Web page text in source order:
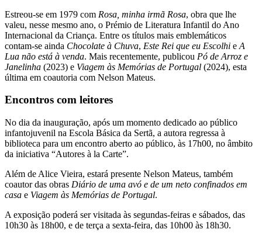
Estreou-se em 1979 com Rosa, minha irmã Rosa, obra que lhe
valeu, nesse mesmo ano, o Prémio de Literatura Infantil do Ano
Internacional da Criança. Entre os títulos mais emblemáticos
contam-se ainda Chocolate à Chuva, Este Rei que eu Escolhi e A
Lua não está à venda. Mais recentemente, publicou Pó de Arroz e
Janelinha (2023) e Viagem às Memórias de Portugal (2024), esta
última em coautoria com Nelson Mateus.
Encontros com leitores
No dia da inauguração, após um momento dedicado ao público
infantojuvenil na Escola Básica da Sertã, a autora regressa à
biblioteca para um encontro aberto ao público, às 17h00, no âmbito
da iniciativa “Autores à la Carte”.
Além de Alice Vieira, estará presente Nelson Mateus, também
coautor das obras Diário de uma avó e de um neto confinados em
casa e Viagem às Memórias de Portugal.
A exposição poderá ser visitada às segundas-feiras e sábados, das
10h30 às 18h00, e de terça a sexta-feira, das 10h00 às 18h30.